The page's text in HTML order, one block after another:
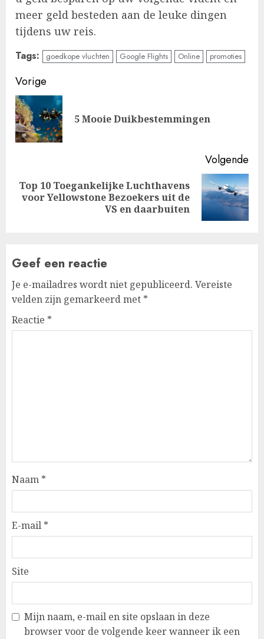
meer geld besteden aan de leuke dingen
tijdens uw reis.
Tags: goedkope vluchten Google Flights Online promoties
Doorgaan
met
lezen
Vorige
5 Mooie Duikbestemmingen
Volgende
Volgende
Top 10 Toegankelijke Luchthavens
voor Yellowstone Bezoekers uit de
VS en daarbuiten
Geef een reactie
Je e-mailadres wordt niet gepubliceerd. Vereiste
velden zijn gemarkeerd met *
Reactie *
Naam *
E-mail *
Site
Mijn naam, e-mail en site opslaan in deze
browser voor de volgende keer wanneer ik een